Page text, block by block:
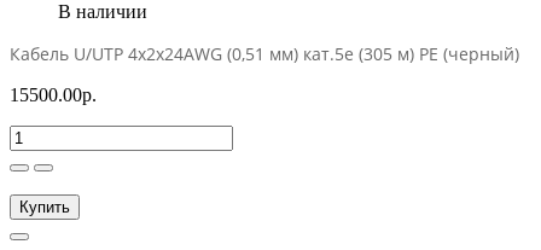
В наличии
Кабель U/UTP 4x2x24AWG (0,51 мм) кат.5е (305 м) PE (черный)
15500.00р.
Купить